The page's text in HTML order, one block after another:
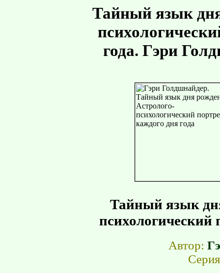
Тайный язык
года. Гэри
Тайный язык
психологический
Автор: